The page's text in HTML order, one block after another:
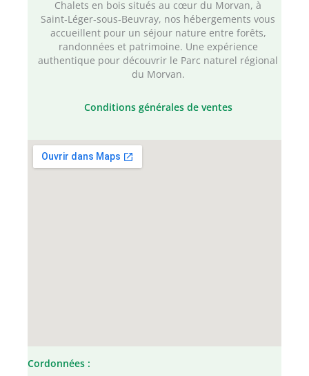
Chalets en bois situés au cœur du Morvan, à
Saint‑Léger‑sous‑Beuvray, nos hébergements vous
accueillent pour un séjour nature entre forêts,
randonnées et patrimoine. Une expérience
authentique pour découvrir le Parc naturel régional
du Morvan.
Conditions générales de ventes
Cordonnées :